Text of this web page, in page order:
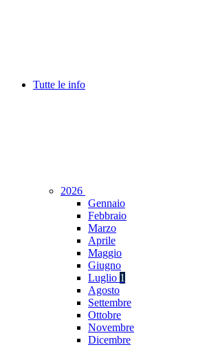
Tutte le info
2026
Gennaio
Febbraio
Marzo
Aprile
Maggio
Giugno
Luglio 1
Agosto
Settembre
Ottobre
Novembre
Dicembre